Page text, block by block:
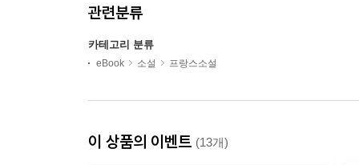
관련분류
카테고리 분류
eBook 소설 프랑스소설
이 상품의 이벤트 (13개)